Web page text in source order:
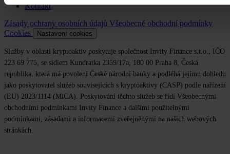
Kontakt
Zásady ochrany osobních údajů Všeobecné obchodní podmínky
Cookies
Nastavení cookies
Služby v oblasti kryptoaktiv poskytuje společnost Invity Finance s.r.o., IČO
223 69 775, se sídlem Kundratka 2359/17a, 180 00 Praha 8, Česká
republika, která má povolení České národní banky a podléhá jejímu dohledu
jako poskytovatel služeb souvisejících s kryptoaktivy (CASP) podle nařízení
(EU) 2023/1114 (MiCA). Poskytování těchto služeb se řídí Všeobecnými
obchodními podmínkami Invity Finance a dalšími použitelnými
podmínkami, zásadami a informacemi zveřejněnými na našich webových
stránkách.